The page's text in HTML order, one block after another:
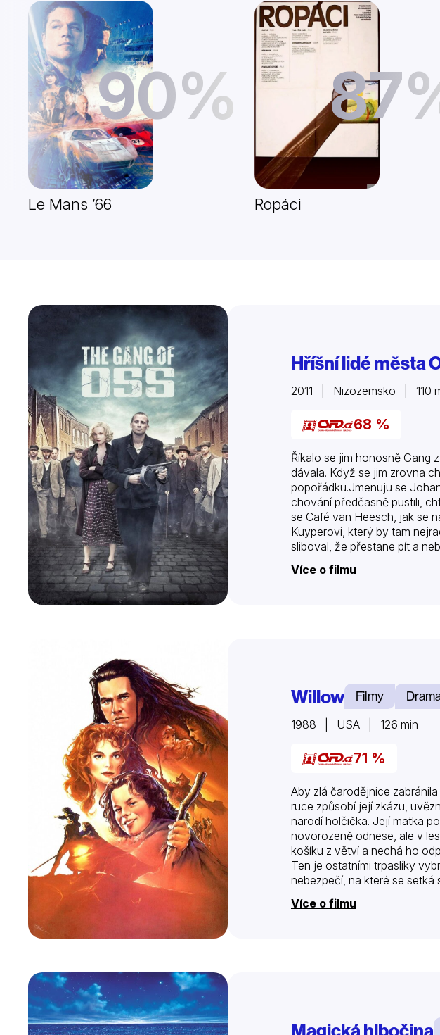
90%
Le Mans ’66 Ropáci
Hříšní lidé města
2011 | Nizozemsko | 110
68 %
Říkalo se jim honosně Gang
dávala. Když se jim zrovna
popořádku.Jmenuju se
chování předčasně pustili,
se Café van Heesch, jak se
Kuyperovi, který by tam
sliboval, že přestane pít a
Více o filmu
Willow Filmy
1988 | USA | 126 min
71 %
Aby zlá čarodějnice
ruce způsobí její zkázu,
narodí holčička. Její matka
novorozeně odnese, ale v
košíku z větví a nechá ho
Ten je ostatními trpaslíky
nebezpečí, na které se setká
Více o filmu
Magická hlbočina